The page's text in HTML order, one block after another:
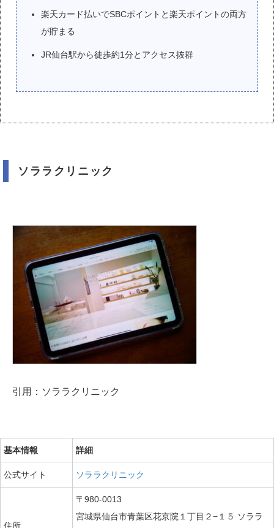
楽天カード払いでSBCポイントと楽天ポイントの両方
が貯まる
JR仙台駅から徒歩約1分とアクセス抜群
ソララクリニック
引用：ソララクリニック
基本情報 詳細
公式サイト ソララクリニック
住所
〒980-0013
宮城県仙台市青葉区花京院１丁目２−１５ ソララ